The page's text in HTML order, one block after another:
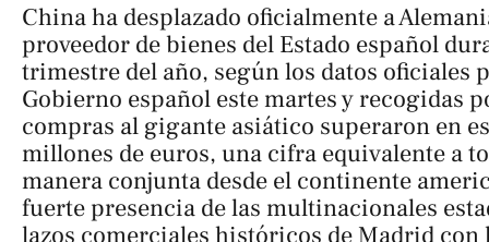
China ha desplazado oficialmente a
proveedor de bienes del Estado español
trimestre del año, según los datos oficiales
Gobierno español este martes y recogidas
compras al gigante asiático superaron en
millones de euros, una cifra equivalente a
manera conjunta desde el continente
fuerte presencia de las multinacionales
lazos comerciales históricos de Madrid con